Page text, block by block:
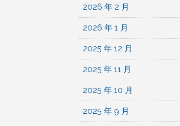
2026 年 2 月
2026 年 1 月
2025 年 12 月
2025 年 11 月
2025 年 10 月
2025 年 9 月